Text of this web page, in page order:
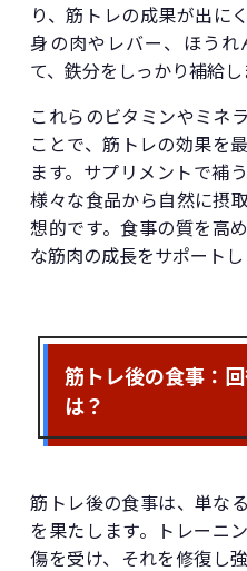
り、筋トレの成果が出に
身の肉やレバー、ほう
て、鉄分をしっかり補給し
これらのビタミンやミネ
ことで、筋トレの効果を
ます。サプリメントで補
様々な食品から自然に摂
想的です。食事の質を高
な筋肉の成長をサポートし
筋トレ後の食事：
は？
筋トレ後の食事は、単な
を果たします。トレーニ
傷を受け、それを修復し